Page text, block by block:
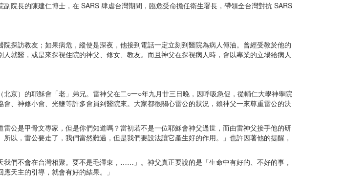
長的陳建仁博士，在 SARS 肆虐台灣期間，臨危受命擔任衛生署長，帶領全台灣對抗 SARS
訪教友；如果病危，縱使是深夜，他接到電話一定立刻到醫院為病人傅油。曾經受教於他的
就醫，或是來探視住院的神父、修女、教友。而且神父在探視病人時，會以專業的立場給病人
）的耶穌會「老」弟兄。雷神父在二○一○年九月廿三日晚，因呼吸急促，從輔仁大學神學院
、神修小會、光鹽等許多會員到醫院來。大家都很關心雷公的狀況，賴神父一來尊重雷公的決
是甲骨文專家，但是你們知道嗎？當初若不是一位耶穌會神父過世，而由雷神父接手他的研
以，雷公要走了，我們當然難過，但是我們要設法讓它產生好的作用。」也許因著他的提醒，
不會在台灣相聚。要不是毛澤東，……」。神父真正要說的是「生命中有好的、不好的事，
天主的引導，就會有好的結果。」